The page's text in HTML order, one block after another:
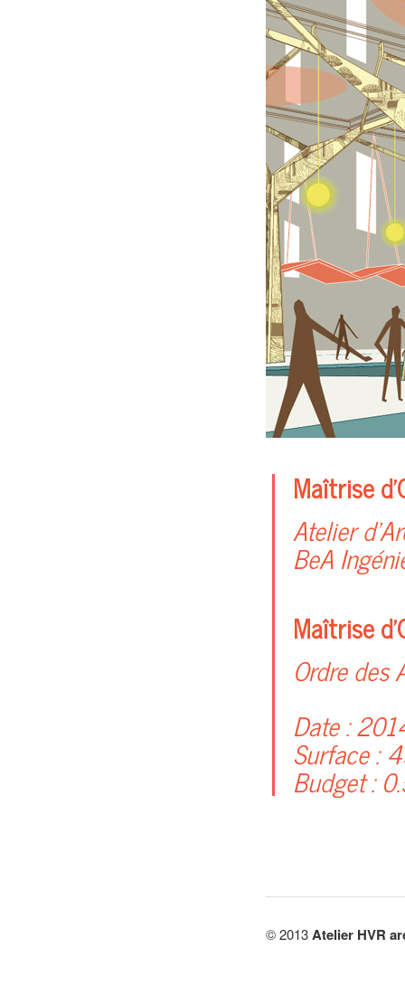
Maîtrise
Atelier
BeA
Maîtrise
Ordre des
Date :
Surface :
Budget :
© 2013Atelier HVR